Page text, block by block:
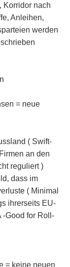
Korridor nach
Anleihen,
werden
= neue
( Swift-
an den
reguliert )
dass im
( Minimal
ihrerseits EU-
-Good for Roll-
= keine neuen